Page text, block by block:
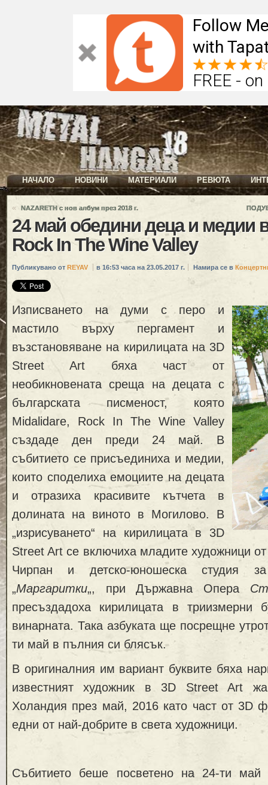
Follow
with
FREE -
НАЧАЛО НОВИНИ МАТЕРИАЛИ РЕВЮТА
« NAZARETH с нов албум през 2018 г.
24 май обедини деца и медии
Rock In The Wine Valley
Публикувано от REYAV в 16:53 часа на 23.05.2017 г. Намира се в
Изписването на думи с перо и
мастило върху пергамент и
възстановяване на кирилицата на 3D
Street Art бяха част от
необикновената среща на децата с
българската писменост, която
Midalidare, Rock In The Wine Valley
създаде ден преди 24 май. В
събитието се присъединиха и медии,
които споделиха емоциите на децата
и отразиха красивите кътчета в
долината на виното в Могилово. В
„изрисуването“ на кирилицата в 3D
Street Art се включиха младите художници
Чирпан и детско-юношеска студия
„Маргаритки„, при Държавна Опера
пресъздадоха кирилицата в триизмерни
винарната. Така азбуката ще посрещне
ти май в пълния си блясък.
В оригиналния им вариант буквите бяха
известният художник в 3D Street Art
Холандия през май, 2016 като част от 3D
едни от най-добрите в света художници.
Събитието беше посветено на 24-ти май